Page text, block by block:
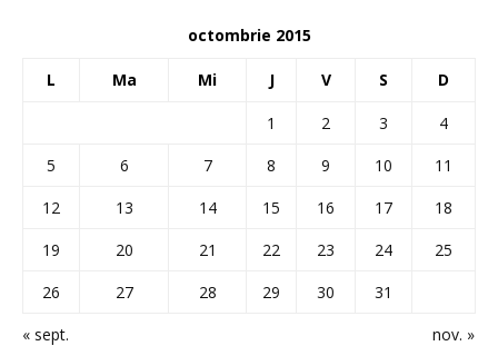
octombrie 2015
L Ma Mi J V S D
« sept. nov. »
1 2 3
4
5
6 7 8 9 10
11
12
13 14 15 16 17
18
19
20 21 22 23 24
25
26
27 28 29 30 31